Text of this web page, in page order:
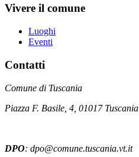
Vivere il comune
Luoghi
Eventi
Contatti
Comune di Tuscania
Piazza F. Basile, 4, 01017
DPO: dpo@comune.tuscania.vt.it